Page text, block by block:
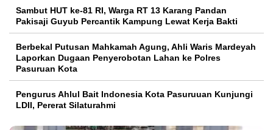
Sambut HUT ke-81 RI, Warga RT 13 Karang Pandan
Pakisaji Guyub Percantik Kampung Lewat Kerja Bakti
Berbekal Putusan Mahkamah Agung, Ahli Waris Mardeyah
Laporkan Dugaan Penyerobotan Lahan ke Polres
Pasuruan Kota
Pengurus Ahlul Bait Indonesia Kota Pasuruuan Kunjungi
LDII, Pererat Silaturahmi